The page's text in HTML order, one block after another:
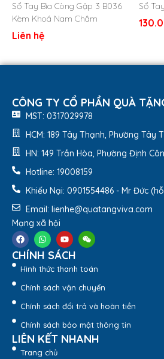
Thiết kế gáy sổ với cơ chế
dàng thay thế hoặc bổ sung
Phần nắp được gắn nam châm
Bên trong bìa có các ngăn
Đa dạng màu sắc như: nâu,
dương, xám,… để phù hợp với
thích người dùng.
Sổ Tay Bìa Còng Gập 3 B036
Kèm Khoá Nam Châm
Liên hệ
Sổ
CÔNG TY CỔ PHẦN QUÀ
MST: 0317029978
HCM: 189 Tây Thạnh, Phường Tây
HN: 149 Trần Hòa, Phường Định
Hotline: 19008159
Khiếu Nại: 0901554486 - Mr Đức
Email: lienhe@quatangviva.com
Mạng xã hội
CHÍNH SÁCH
Hình thức thanh toán
Chính sách vận chuyển
Chính sách đổi trả và hoàn tiền
Chính sách bảo mật thông tin
LIÊN KẾT NHANH
Trang chủ